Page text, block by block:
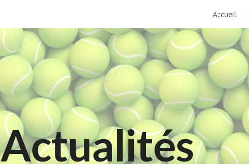
Skip to navigationAccueil
Actualités